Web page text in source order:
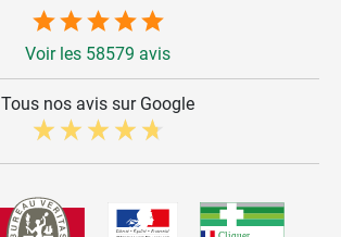
Voir les 58579 avis
Tous nos avis sur Google